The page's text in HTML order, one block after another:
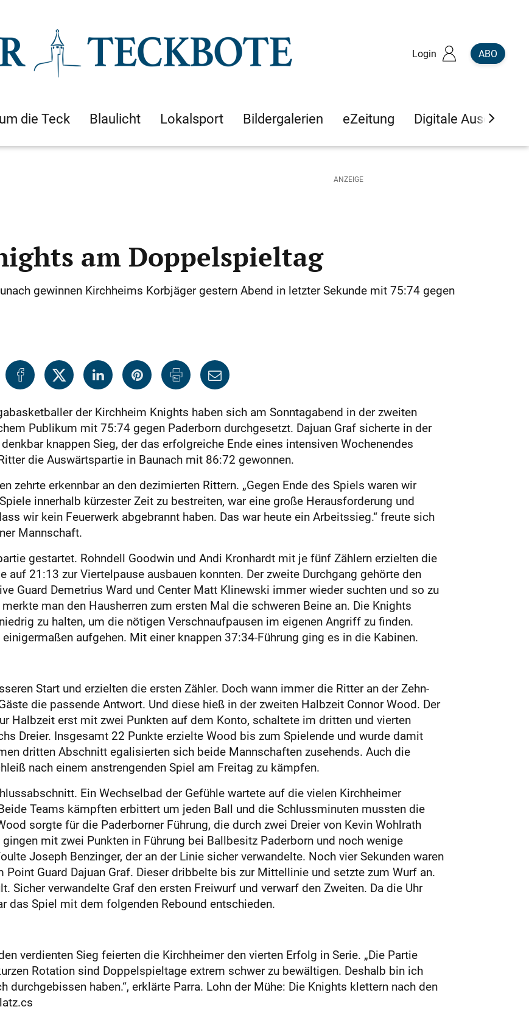
Login ABO
die Teck Blaulicht Lokalsport Bildergalerien eZeitung Digitale Ausgaben
am Doppelspieltag
gewinnen Kirchheims Korbjäger gestern Abend in letzter Sekunde mit 75:74 gegen
der Kirchheim Knights haben sich am Sonntagabend in der zweiten
Publikum mit 75:74 gegen Paderborn durchgesetzt. Dajuan Graf sicherte in der
knappen Sieg, der das erfolgreiche Ende eines intensiven Wochenendes
die Auswärtspartie in Baunach mit 86:72 gewonnen.
zehrte erkennbar an den dezimierten Rittern. „Gegen Ende des Spiels waren wir
innerhalb kürzester Zeit zu bestreiten, war eine große Herausforderung und
wir kein Feuerwerk abgebrannt haben. Das war heute ein Arbeitssieg.“ freute sich
Mannschaft.
gestartet. Rohndell Goodwin und Andi Kronhardt mit je fünf Zählern erzielten die
auf 21:13 zur Viertelpause ausbauen konnten. Der zweite Durchgang gehörte den
Guard Demetrius Ward und Center Matt Klinewski immer wieder suchten und so zu
man den Hausherren zum ersten Mal die schweren Beine an. Die Knights
zu halten, um die nötigen Verschnaufpausen im eigenen Angriff zu finden.
aufgehen. Mit einer knappen 37:34-Führung ging es in die Kabinen.
Start und erzielten die ersten Zähler. Doch wann immer die Ritter an der Zehn-
die passende Antwort. Und diese hieß in der zweiten Halbzeit Connor Wood. Der
Halbzeit erst mit zwei Punkten auf dem Konto, schaltete im dritten und vierten
Dreier. Insgesamt 22 Punkte erzielte Wood bis zum Spielende und wurde damit
dritten Abschnitt egalisierten sich beide Mannschaften zusehends. Auch die
nach einem anstrengenden Spiel am Freitag zu kämpfen.
Ein Wechselbad der Gefühle wartete auf die vielen Kirchheimer
Teams kämpften erbittert um jeden Ball und die Schlussminuten mussten die
sorgte für die Paderborner Führung, die durch zwei Dreier von Kevin Wohlrath
mit zwei Punkten in Führung bei Ballbesitz Paderborn und noch wenige
Joseph Benzinger, der an der Linie sicher verwandelte. Noch vier Sekunden waren
Guard Dajuan Graf. Dieser dribbelte bis zur Mittellinie und setzte zum Wurf an.
Sicher verwandelte Graf den ersten Freiwurf und verwarf den Zweiten. Da die Uhr
das Spiel mit dem folgenden Rebound entschieden.
verdienten Sieg feierten die Kirchheimer den vierten Erfolg in Serie. „Die Partie
Rotation sind Doppelspieltage extrem schwer zu bewältigen. Deshalb bin ich
haben.“, erklärte Parra. Lohn der Mühe: Die Knights klettern nach den